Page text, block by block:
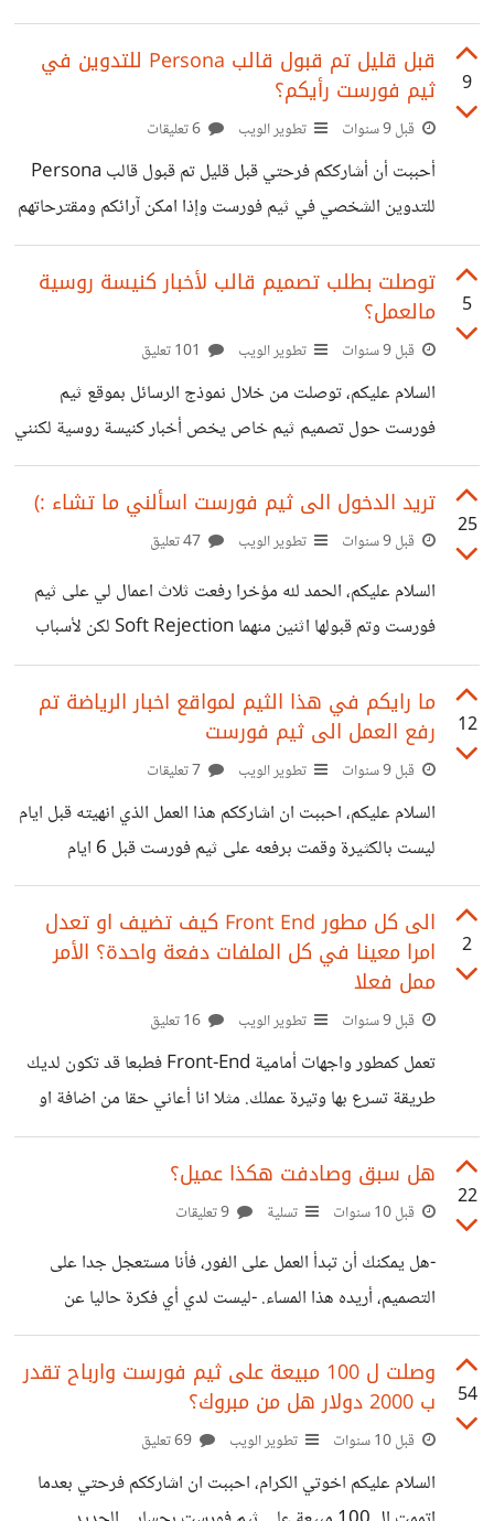
من هذه العادة اللعينة والعديد من أعمالي لم ترى النور بعد ولم
ارفعها على سوق ثيم فورست رغم انها شبه منتهية، حيث ان
ولا أتممه بل وأشعر بالملل من إتمامه، فأتحمس لتطوير (ثيم/
قالب) آخر نظرا للأفكار الجديدة التي تملأ عقلي, وهكذا دواليك
ولكن دون اي نتيجة تذكر، اعمل
9
قبل قليل تم قبول قالب Persona للتدوين في
ثيم فورست رأيكم؟
قبل 9 سنوات تطوير الويب
أحببت أن أشارككم فرحتي قبل قليل تم قبول قالب Persona
للتدوين الشخصي في ثيم فورست وإذا امكن آرائكم ومقترحاتهم
لتحسينه في التحديث القادم.
http://themeforest.net/item/persona-life-style-
كل شيء
5
توصلت بطلب تصميم قالب لأخبار كنيسة روسية
مالعمل؟
قبل 9 سنوات تطوير الويب
السلام عليكم، توصلت من خلال نموذج الرسائل بموقع ثيم
فورست حول تصميم ثيم خاص يخص أخبار كنيسة روسية لكنني
لحد الان لم أجب على الرسالة لأنني حقا محتار هل سوف اقبل
بالعرض ام اعتذر له أم اكتفي بتجاهل الرسالة فقط. لو كنت
مكاني في هذه الوضعية ماذا كنت ستقرر؟ ارجوا المساعدة!
25
تريد الدخول الى ثيم فورست اسألني ما تشاء :)
قبل 9 سنوات تطوير الويب
السلام عليكم، الحمد لله مؤخرا رفعت ثلاث اعمال لي على ثيم
فورست وتم قبولها اثنين منهما Soft Rejection لكن لأسباب
بسيطة للغاية ولقد تداركتها. وأحد هذه القوالب تم قبوله مباشرة
الى جانب رسالة ودية من ثيم فورست : > Thanks for your
high quality submission. Keep up the awesome
اردت التطوع لمساعدة اي شخص في رفع عمله على ثيم فورست
في التصنيفات التالية : Site Templates / Blogger / PSD
12
ما رايكم في هذا الثيم لمواقع اخبار الرياضة تم
رفع العمل الى ثيم فورست
قبل 9 سنوات تطوير الويب
السلام عليكم، احببت ان اشارككم هذا العمل الذي انهيته قبل ايام
ليست بالكثيرة وقمت برفعه على ثيم فورست قبل 6 ايام
وبانتظار قبوله باذن الله. عبارة عن ثيم اخباري للمواقع الاخبارية
للرياضة كما يمكن ان يستعمل في المواقع الاخبارية او التقنية
عامة. هذا مجرد قالب Site Template كامل الصفحات ( 23
صفحة ). لكن اقتربت من انهاءه على منصة بلوجر ايضا :)
الى رأيكم وملاحظاتكم واي اقتراحات ان امكن وشكرا.
2
الى كل مطور Front End كيف تضيف او تعدل
امرا معينا في كل الملفات دفعة واحدة؟ الأمر
ممل فعلا
قبل 9 سنوات تطوير الويب
تعمل كمطور واجهات أمامية Front-End فطبعا قد تكون لديك
طريقة تسرع بها وتيرة عملك. مثلا انا أعاني حقا من اضافة او
تعديل أمر ما او كود معين في ملف HTML واغيره في باقي
الصفحات بشكل يدوي فالامر ممل فعلا ويكاد لا يطاق حقا!! مثلا
لدي ملف اسمه page-name.html غيرت به امرا ما، وهذا
: single-post.html / page-caegory.html وغيرها من
الصفحات.. هل هنالك من لديه طريقة سهلة يستطيع بها
22
هل سبق وصادفت هكذا عميل؟
قبل 10 سنوات تسلية
-هل يمكنك أن تبدأ العمل على الفور، فأنا مستعجل جدا على
التصميم، أريده هذا المساء. -ليست لدي أي فكرة حاليا عن
التصميم، لكن يمكنك إخباري بالتكلفة. -هل يمكنك أن تجعل اللون
الأساسي أسود خفيف ؟ لا أقول رمادي و لكن فقط خفف اللون
الأسود. -رائع ! أحببت التصميم كثيرا، لكن هل يمكنك أن تجعله
أكثر احترافية ؟ -جيد جدا، يبدو أننا انتهينا من التصميم، لكن هل
يمكنك القيام بتعديل أخير ؟ -لن يأخذ منك الكثير من الوقت،
فقد أرسلت لك
54
وصلت ل 100 مبيعة على ثيم فورست وارباح تقدر
ب 2000 دولار هل من مبروك؟
قبل 10 سنوات تطوير الويب
السلام عليكم اخوتي الكرام، احببت ان اشارككم فرحتي بعدما